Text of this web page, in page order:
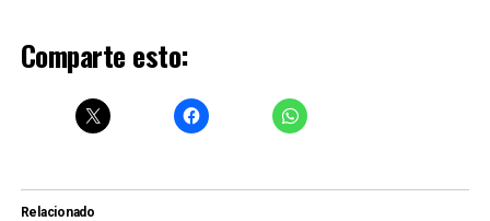
Comparte esto:
Relacionado